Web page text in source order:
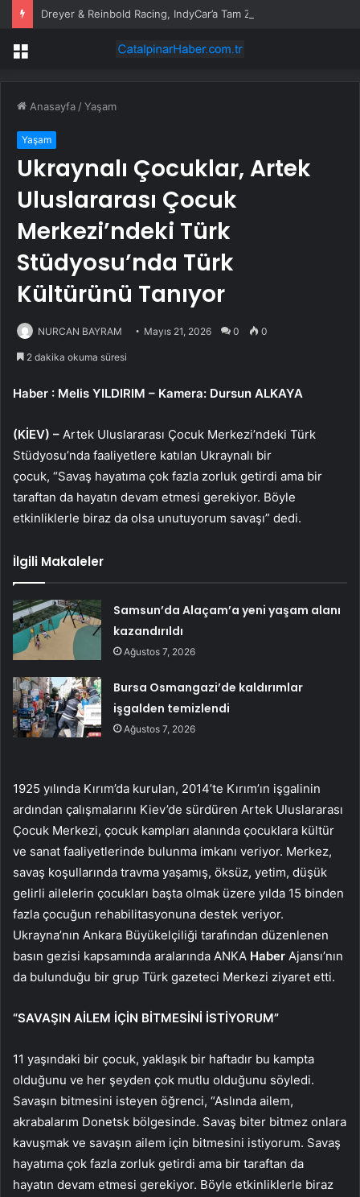
Menü
Anasayfa /Yaşam
Yaşam
Ukraynalı Çocuklar, Artek
Uluslararası Çocuk
Merkezi’ndeki Türk
Stüdyosu’nda Türk
Kültürünü Tanıyor
NURCAN BAYRAM Mayıs 21, 2026 0 0
2 dakika okuma süresi
Haber : Melis YILDIRIM – Kamera: Dursun ALKAYA
(KİEV) – Artek Uluslararası Çocuk Merkezi’ndeki Türk
Stüdyosu’nda faaliyetlere katılan Ukraynalı bir
çocuk, “Savaş hayatıma çok fazla zorluk getirdi ama bir
taraftan da hayatın devam etmesi gerekiyor. Böyle
etkinliklerle biraz da olsa unutuyorum savaşı” dedi.
İlgili Makaleler
Samsun’da Alaçam’a yeni yaşam alanı
kazandırıldı
Ağustos 7, 2026
Bursa Osmangazi’de kaldırımlar
işgalden temizlendi
Ağustos 7, 2026
1925 yılında Kırım’da kurulan, 2014’te Kırım’ın işgalinin
ardından çalışmalarını Kiev’de sürdüren Artek Uluslararası
Çocuk Merkezi, çocuk kampları alanında çocuklara kültür
ve sanat faaliyetlerinde bulunma imkanı veriyor. Merkez,
savaş koşullarında travma yaşamış, öksüz, yetim, düşük
gelirli ailelerin çocukları başta olmak üzere yılda 15 binden
fazla çocuğun rehabilitasyonuna destek veriyor.
Ukrayna’nın Ankara Büyükelçiliği tarafından düzenlenen
basın gezisi kapsamında aralarında ANKA Haber Ajansı’nın
da bulunduğu bir grup Türk gazeteci Merkezi ziyaret etti.
“SAVAŞIN AİLEM İÇİN BİTMESİNİ İSTİYORUM”
11 yaşındaki bir çocuk, yaklaşık bir haftadır bu kampta
olduğunu ve her şeyden çok mutlu olduğunu söyledi.
Savaşın bitmesini isteyen öğrenci, “Aslında ailem,
akrabalarım Donetsk bölgesinde. Savaş biter bitmez onlara
kavuşmak ve savaşın ailem için bitmesini istiyorum. Savaş
hayatıma çok fazla zorluk getirdi ama bir taraftan da
hayatın devam etmesi gerekiyor. Böyle etkinliklerle biraz